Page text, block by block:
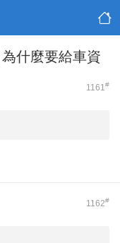
什麼要給車資
1161#
1162#